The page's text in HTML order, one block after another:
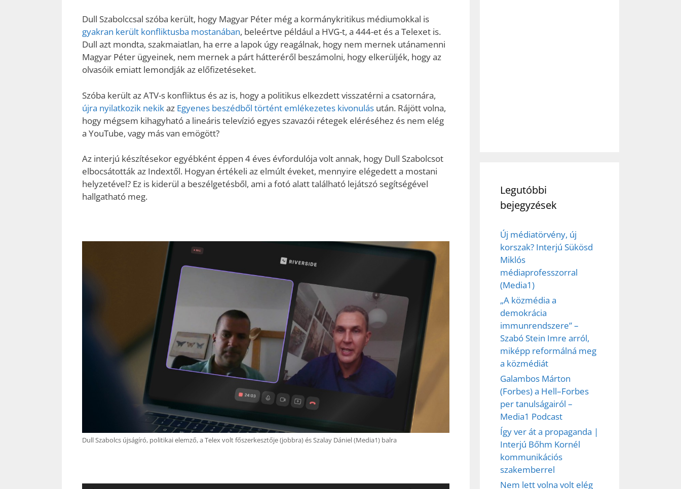
Dull Szabolccsal szóba került, hogy Magyar Péter még a kormánykritikus médiumokkal is
gyakran került konfliktusba mostanában, beleértve például a HVG-t, a 444-et és a Telexet is.
Dull azt mondta, szakmaiatlan, ha erre a lapok úgy reagálnak, hogy nem mernek utánamenni
Magyar Péter ügyeinek, nem mernek a párt hátteréről beszámolni, hogy elkerüljék, hogy az
olvasóik emiatt lemondják az előfizetéseket.
Szóba került az ATV-s konfliktus és az is, hogy a politikus elkezdett visszatérni a csatornára,
újra nyilatkozik nekikaz Egyenes beszédből történt emlékezetes kivonulás után. Rájött volna,
hogy mégsem kihagyható a lineáris televízió egyes szavazói rétegek eléréséhez és nem elég
a YouTube, vagy más van emögött?
Az interjú készítésekor egyébként éppen 4 éves évfordulója volt annak, hogy Dull Szabolcsot
elbocsátották az Indextől. Hogyan értékeli az elmúlt éveket, mennyire elégedett a mostani
helyzetével? Ez is kiderül a beszélgetésből, ami a fotó alatt található lejátszó segítségével
hallgatható meg.
Dull Szabolcs újságíró, politikai elemző, a Telex volt főszerkesztője (jobbra) és Szalay Dániel (Media1) balra
Legutóbbi
bejegyzések
Új médiatörvény, új
korszak? Interjú Sükösd
Miklós
médiaprofesszorral
(Media1)
„A közmédia a
demokrácia
immunrendszere” –
Szabó Stein Imre arról,
miképp reformálná meg
a közmédiát
Galambos Márton
(Forbes) a Hell–Forbes
per tanulságairól –
Media1 Podcast
Így ver át a propaganda |
Interjú Bőhm Kornél
kommunikációs
szakemberrel
Nem lett volna volt elég